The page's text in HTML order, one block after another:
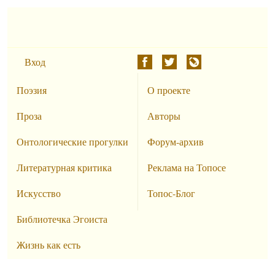
Вход
Поэзия
Проза
Онтологические прогулки
Литературная критика
Искусство
Библиотечка Эгоиста
Жизнь как есть
О проекте
Авторы
Форум-архив
Реклама на Топосе
Топос-Блог